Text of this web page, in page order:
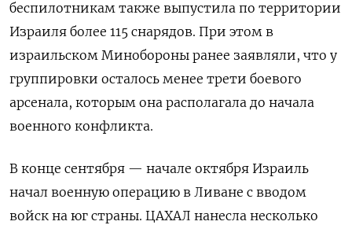
беспилотникам также выпустила по территории
Израиля более 115 снарядов. При этом в
израильском Минобороны ранее заявляли, что у
группировки осталось менее трети боевого
арсенала, которым она располагала до начала
военного конфликта.
В конце сентября — начале октября Израиль
начал военную операцию в Ливане с вводом
войск на юг страны. ЦАХАЛ нанесла несколько